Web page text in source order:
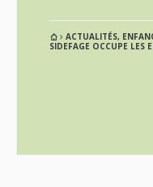
ACTUALITÉS,
SIDEFAGE OCCUPE LES